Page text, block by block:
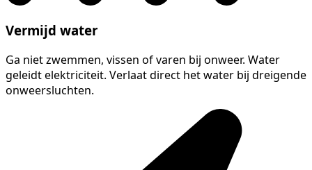
Vermijd water
Ga niet zwemmen, vissen of varen bij onweer. Water
geleidt elektriciteit. Verlaat direct het water bij dreigende
onweersluchten.